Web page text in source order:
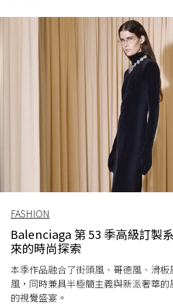
FASHION
Balenciaga 第 53 季高級訂製
來的時尚探索
本季作品融合了街頭風、哥德風、滑
風，同時兼具半極簡主義與新派奢華
的視覺盛宴。